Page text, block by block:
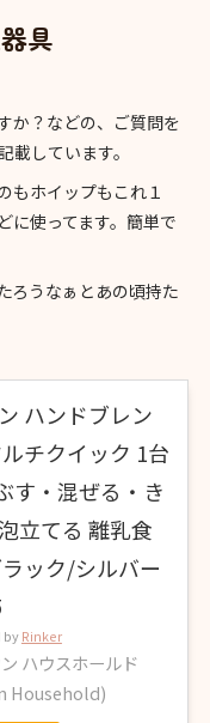
具
か？などの、ご質問を
しています。
もホイップもこれ１
に使ってます。簡単で
ろうなぁとあの頃持た
ハンドブレン
チクイック 1台
す・混ぜる・き
立てる 離乳食
ック/シルバー
by Rinker
ハウスホールド
Household)